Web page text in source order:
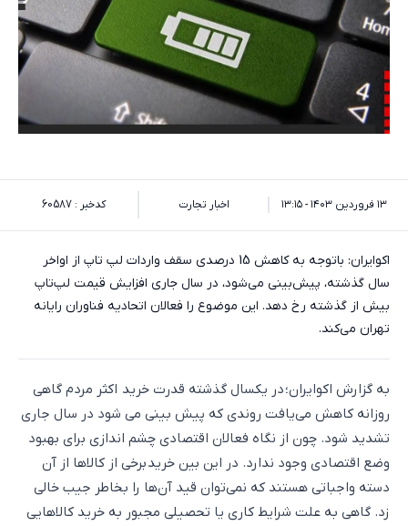
۱۳ فروردین ۱۴۰۳ - ۱۳:۱۵ اخبار تجارت کدخبر : 60587
اکوایران: باتوجه به کاهش 15 درصدی سقف واردات لپ تاپ از اواخر
سال گذشته، پیش‌بینی می‌شود، در سال جاری افزایش قیمت لپ‌تاپ
بیش از گذشته رخ دهد. این موضوع را فعالان اتحادیه فناوران رایانه
تهران می‌کند.
به گزارش اکوایران؛ در یکسال گذشته قدرت خرید اکثر مردم گاهی
روزانه کاهش می‌یافت روندی که پیش بینی می شود در سال جاری
تشدید شود. چون از نگاه فعالان اقتصادی چشم اندازی برای بهبود
وضع اقتصادی وجود ندارد. در این بین خرید برخی از کالاها از آن
دسته واجباتی هستند که نمی‌توان قید آن‌ها را بخاطر جیب خالی
زد. گاهی به علت شرایط کاری یا تحصیلی مجبور به خرید کالاهایی